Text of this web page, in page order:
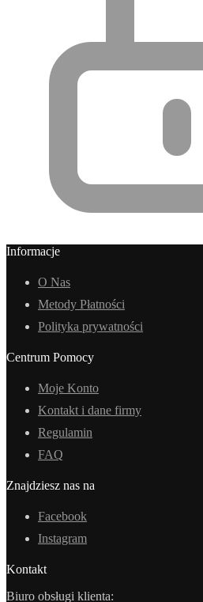
Informacje
O Nas
Metody Płatności
Polityka prywatności
Centrum Pomocy
Moje Konto
Kontakt i dane firmy
Regulamin
FAQ
Znajdziesz nas na
Facebook
Instagram
Kontakt
Biuro obsługi klienta: